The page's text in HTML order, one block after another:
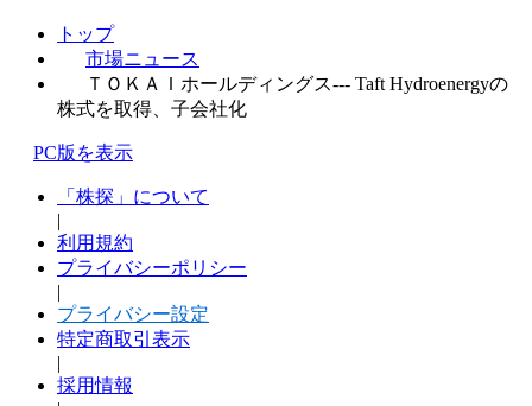
トップ
市場ニュース
ＴＯＫＡＩホールディングス--- Taft Hydroenergyの
株式を取得、子会社化
PC版を表示
「株探」について
|
利用規約
プライバシーポリシー
|
プライバシー設定
特定商取引表示
|
採用情報